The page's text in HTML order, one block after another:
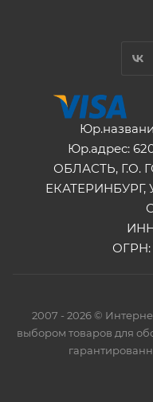
Юр.адрес:
ОБЛАСТЬ, Г.О.
ЕКАТЕРИНБУРГ,
ОГРН:
2007 - 2026 ©
выбором товаров для